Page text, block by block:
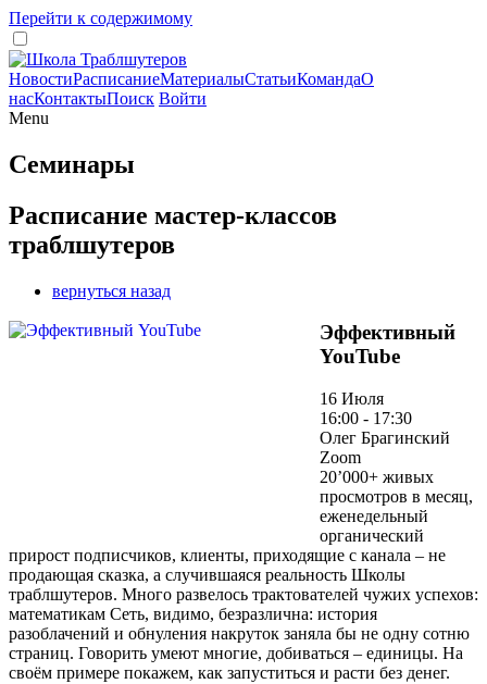
Перейти к содержимому
НовостиРасписаниеМатериалыСтатьиКомандаО
насКонтактыПоиск Войти
Menu
Семинары
Расписание мастер-классов
траблшутеров
вернуться назад
Эффективный
YouTube
16 Июля
16:00 - 17:30
Олег Брагинский
Zoom
20’000+ живых
просмотров в месяц,
еженедельный
органический
прирост подписчиков, клиенты, приходящие с канала – не
продающая сказка, а случившаяся реальность Школы
траблшутеров. Много развелось трактователей чужих успехов:
математикам Сеть, видимо, безразлична: история
разоблачений и обнуления накруток заняла бы не одну сотню
страниц. Говорить умеют многие, добиваться – единицы. На
своём примере покажем, как запуститься и расти без денег.